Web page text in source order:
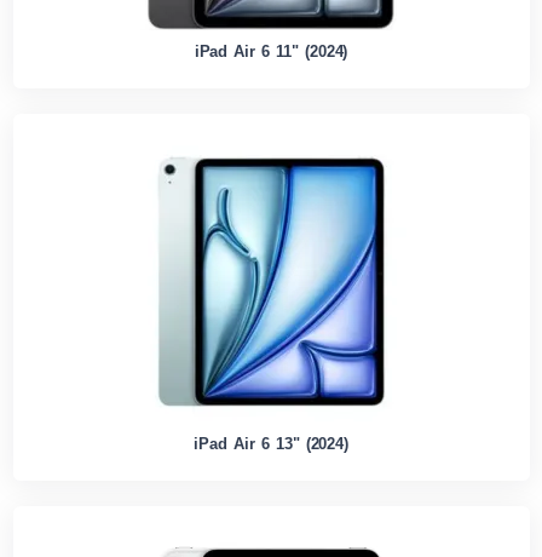
iPad Air 6 11" (2024)
iPad Air 6 13" (2024)